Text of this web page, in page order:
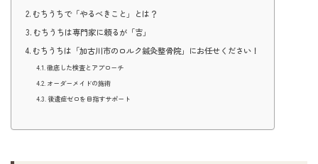
むちうちで「やるべきこと」とは？
むちうちは専門家に頼るが「吉」
むちうちは「加古川市のロルク鍼灸整骨院」にお任せください！
徹底した検査とアプローチ
オーダーメイドの施術
後遺症ゼロを目指すサポート